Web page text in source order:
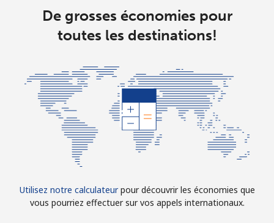
De grosses économies pour
toutes les destinations!
Utilisez notre calculateurpour découvrir les économies que
vous pourriez effectuer sur vos appels internationaux.